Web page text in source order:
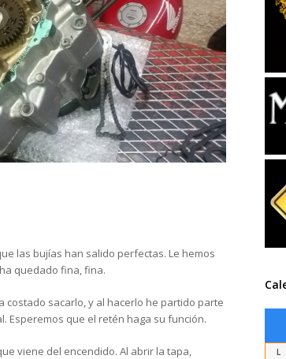
las bujías han salido perfectas. Le hemos
quedado fina, fina.
costado sacarlo, y al hacerlo he partido parte
Esperemos que el retén haga su función.
viene del encendido. Al abrir la tapa,
L